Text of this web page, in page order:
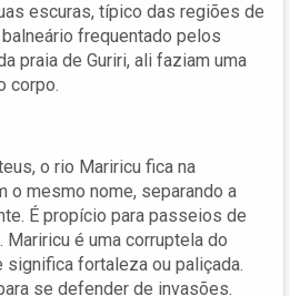
escuras, típico das regiões de
frequentado pelos
praia de Guriri, ali faziam uma
corpo.
o rio Mariricu fica na
o mesmo nome, separando a
É propício para passeios de
Mariricu é uma corruptela do
significa fortaleza ou paliçada.
se defender de invasões.